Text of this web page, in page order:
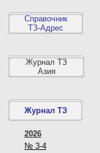
Справочник
ТЗ-Адрес
Журнал ТЗ
Азия
Журнал ТЗ
2026
№ 3-4